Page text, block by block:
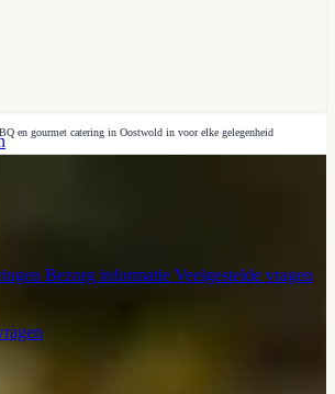
Bezorg informatie Veelgestelde vragen
en gourmet catering in Oostwold in voor elke gelegenheid